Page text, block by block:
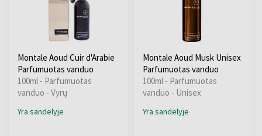
Montale Aoud Cuir d'Arabie
Parfumuotas vanduo
100ml - Parfumuotas
vanduo - Vyrų
Yra sandėlyje
Montale Aoud Musk Unisex
Parfumuotas vanduo
100ml - Parfumuotas
vanduo - Unisex
Yra sandėlyje